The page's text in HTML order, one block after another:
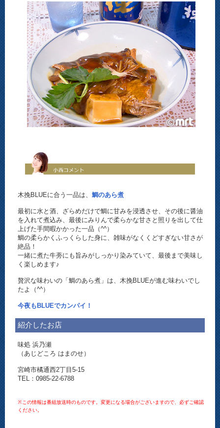
木挽BLUEに合う一品は、鯛のあら煮
最初に水と酒、ざらめだけで鯛に甘みを浸透させ、その後に醤油
を入れて煮込み、最後にみりんで柔らかな甘さと照りを出して仕
上げた手間暇かかった一品（^^）
鯛の柔らかくふっくらした身に、雑味がなくくどすぎない甘さが
絶品！
一緒に煮た牛蒡にも旨みがしっかり染みていて、最後まで美味し
く楽しめます♪
贅沢な味わいの「鯛のあら煮」は、木挽BLUEが進む味わいでし
たよ（^^）
今夜もBLUEでカンパイ！
紹介したお店
味処 浜乃瀬
（あじどころ はまのせ）
宮崎市橘通西2丁目5-15
TEL：0985-22-6788
※この情報は番組放送時のものです。変更になる場合がございますので、必ずご確認
ください。